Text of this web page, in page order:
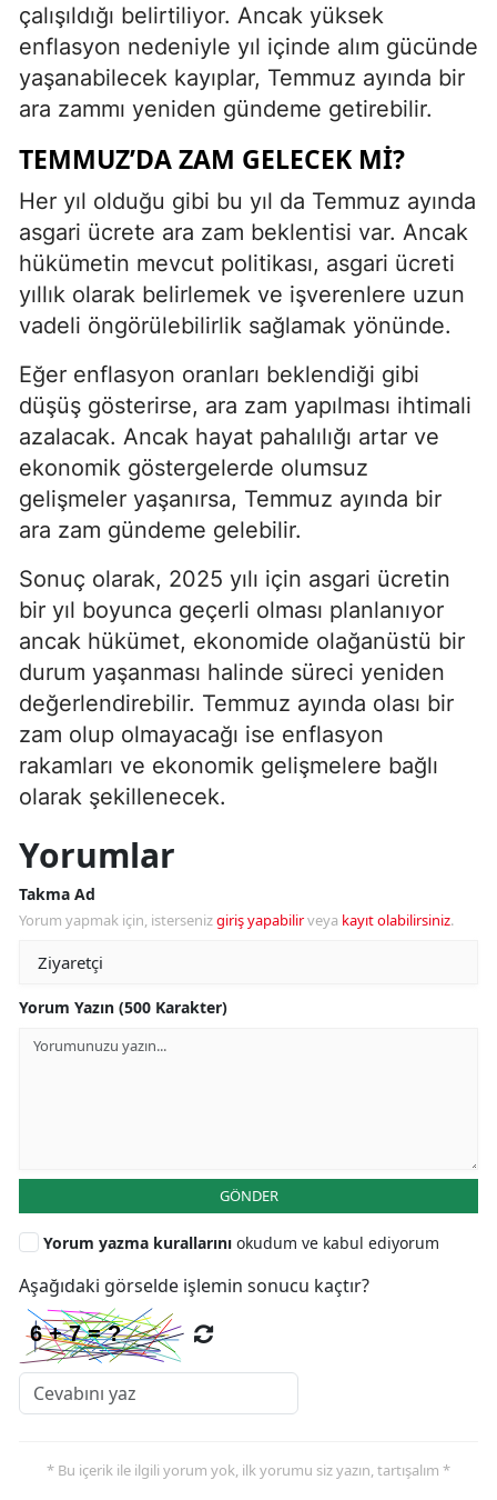
çalışıldığı belirtiliyor. Ancak yüksek
enflasyon nedeniyle yıl içinde alım gücünde
yaşanabilecek kayıplar, Temmuz ayında bir
ara zammı yeniden gündeme getirebilir.
TEMMUZ’DA ZAM GELECEK MI?
Her yıl olduğu gibi bu yıl da Temmuz ayında
asgari ücrete ara zam beklentisi var. Ancak
hükümetin mevcut politikası, asgari ücreti
yıllık olarak belirlemek ve işverenlere uzun
vadeli öngörülebilirlik sağlamak yönünde.
Eğer enflasyon oranları beklendiği gibi
düşüş gösterirse, ara zam yapılması ihtimali
azalacak. Ancak hayat pahalılığı artar ve
ekonomik göstergelerde olumsuz
gelişmeler yaşanırsa, Temmuz ayında bir
ara zam gündeme gelebilir.
Sonuç olarak, 2025 yılı için asgari ücretin
bir yıl boyunca geçerli olması planlanıyor
ancak hükümet, ekonomide olağanüstü bir
durum yaşanması halinde süreci yeniden
değerlendirebilir. Temmuz ayında olası bir
zam olup olmayacağı ise enflasyon
rakamları ve ekonomik gelişmelere bağlı
olarak şekillenecek.
Yorumlar
Takma Ad
Yorum yapmak için, istersenizgiriş yapabilirveya kayıt olabilirsiniz.
Yorum Yazın (500 Karakter)
GÖNDER
Yorum yazma kurallarını okudum ve kabul ediyorum
Aşağıdaki görselde işlemin sonucu kaçtır?
* Bu içerik ile ilgili yorum yok, ilk yorumu siz yazın, tartışalım *